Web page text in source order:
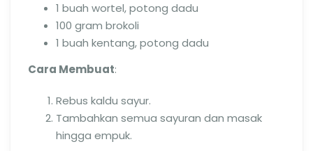
1 buah wortel, potong dadu
100 gram brokoli
1 buah kentang, potong dadu
Cara Membuat:
Rebus kaldu sayur.
Tambahkan semua sayuran dan masak
hingga empuk.